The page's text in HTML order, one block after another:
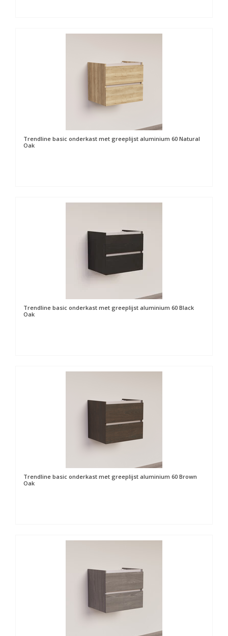
Trendline basic onderkast met greeplijst aluminium 60 Natural
Oak
Trendline basic onderkast met greeplijst aluminium 60 Black
Oak
Trendline basic onderkast met greeplijst aluminium 60 Brown
Oak